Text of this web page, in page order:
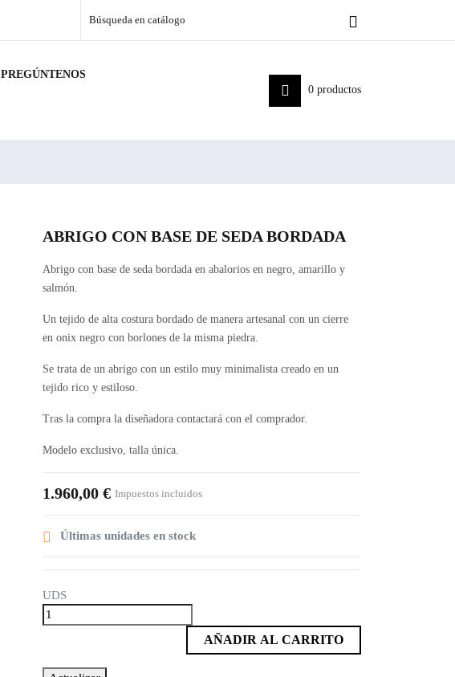

PREGÚNTENOS
 0 productos
ABRIGO CON BASE DE SEDA BORDADA
Abrigo con base de seda bordada en abalorios en negro, amarillo y
salmón.
Un tejido de alta costura bordado de manera artesanal con un cierre
en onix negro con borlones de la misma piedra.
Se trata de un abrigo con un estilo muy minimalista creado en un
tejido rico y estiloso.
Tras la compra la diseñadora contactará con el comprador.
Modelo exclusivo, talla única.
1.960,00 € Impuestos incluidos
 Últimas unidades en stock
UDS
AÑADIR AL CARRITO